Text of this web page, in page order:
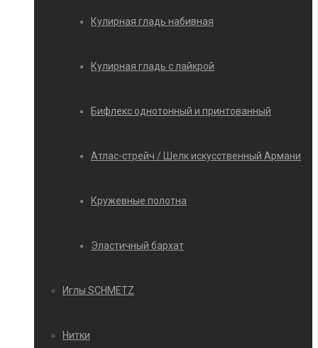
Кулирная гладь набивная
Кулирная гладь с лайкрой
Бифлекс однотонный и принтованный
Атлас-стрейч / Шелк искусственный Армани
Кружевные полотна
Эластичный бархат
Иглы SCHMETZ
Нитки